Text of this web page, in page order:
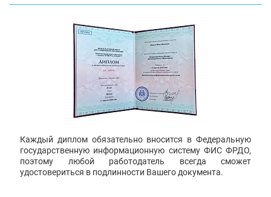
Каждый диплом обязательно вносится в Федеральную
государственную информационную систему ФИС ФРДО,
поэтому любой работодатель всегда сможет
удостовериться в подлинности Вашего документа.